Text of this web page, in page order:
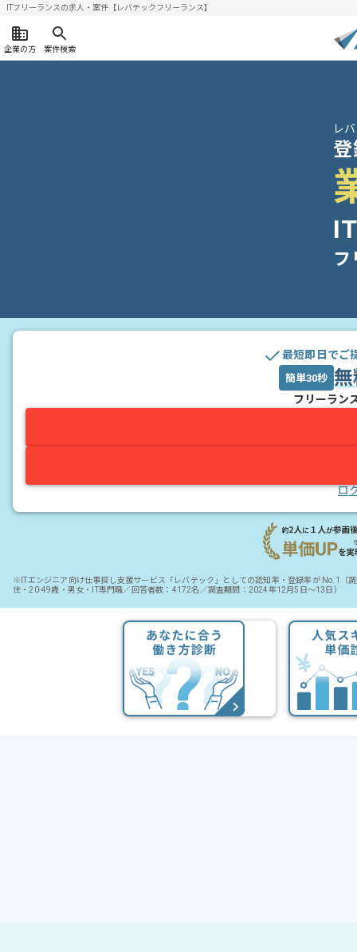
ITフリーランスの求人・案件【レバテックフリーランス】
企業の方 案件検索
レ
フ
最短即日でご
簡単30秒
フリーラン
ロ
※ITエンジニア向け仕事探し支援サービス「レバテック」としての認知率・登録率が No.1（
住・20-49歳・男女・IT専門職／回答者数：4172名／調査期間：2024年12月5日～13日）